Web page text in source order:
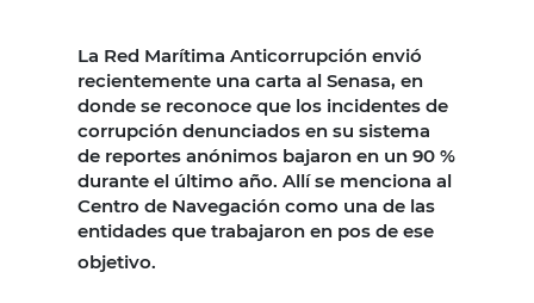
La Red Marítima Anticorrupción envió
recientemente una carta al Senasa, en
donde se reconoce que los incidentes de
corrupción denunciados en su sistema
de reportes anónimos bajaron en un 90 %
durante el último año. Allí se menciona al
Centro de Navegación como una de las
entidades que trabajaron en pos de ese
objetivo.